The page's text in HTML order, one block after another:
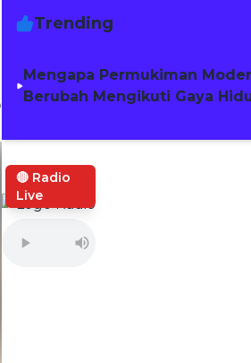
Trending
Mengapa Permukiman
Berubah Mengikuti Gaya
🔴 Radio
Live